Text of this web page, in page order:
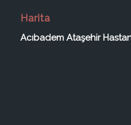
Harita
Acıbadem Ataşehir